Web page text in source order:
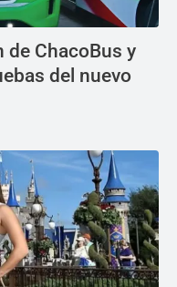
de ChacoBus y
del nuevo